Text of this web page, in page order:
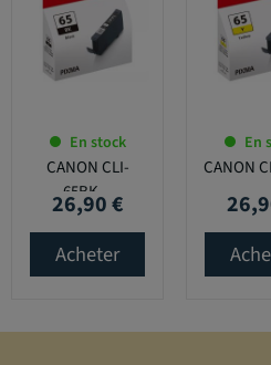
En stock
CANON CLI-
65BK...
Prix
26,90 €
Acheter
En
CANON
Prix